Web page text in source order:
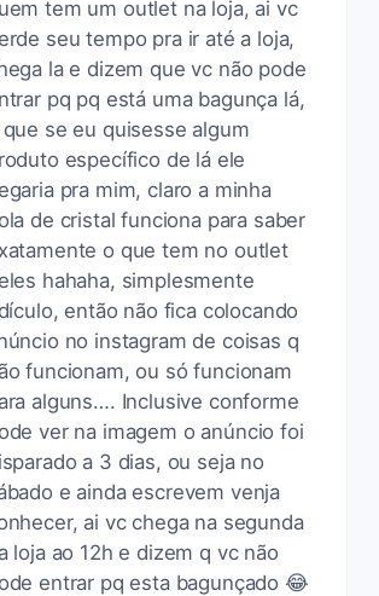
tem um outlet na loja, ai vc
seu tempo pra ir até a loja,
la e dizem que vc não pode
pq pq está uma bagunça lá,
que se eu quisesse algum
específico de lá ele
pra mim, claro a minha
de cristal funciona para saber
o que tem no outlet
hahaha, simplesmente
então não fica colocando
no instagram de coisas q
funcionam, ou só funcionam
alguns…. Inclusive conforme
ver na imagem o anúncio foi
a 3 dias, ou seja no
e ainda escrevem venja
ai vc chega na segunda
loja ao 12h e dizem q vc não
entrar pq esta bagunçado 😂